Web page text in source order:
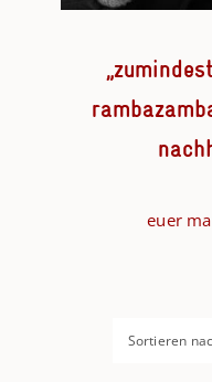
euer
Sortieren